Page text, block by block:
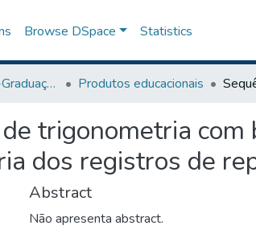
Browse DSpace Statistics
Programa de Pós-Graduação em Ensino Produtos educacionais
trigonometria
dos registros de
Abstract
Não apresenta abstract.